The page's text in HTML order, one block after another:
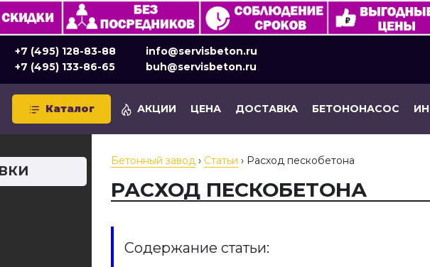
+7 (495) 128-83-88
+7 (495) 133-86-65
info@servisbeton.ru
buh@servisbeton.ru
Каталог АКЦИИ ЦЕНА ДОСТАВКА БЕТОНОНАСОС
Бетонный завод › Статьи › Расход пескобетона
РАСХОД ПЕСКОБЕТОНА
Содержание статьи: